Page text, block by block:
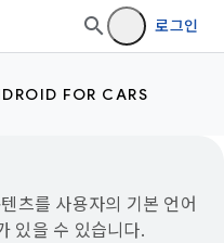
로그인
FOR CARS
츠를 사용자의 기본 언어
있을 수 있습니다.